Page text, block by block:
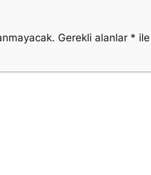
Gerekli alanlar *